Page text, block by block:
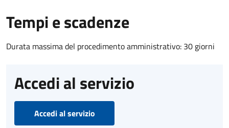
Tempi e scadenze
Durata massima del procedimento amministrativo: 30 giorni
Accedi al servizio
Accedi al servizio